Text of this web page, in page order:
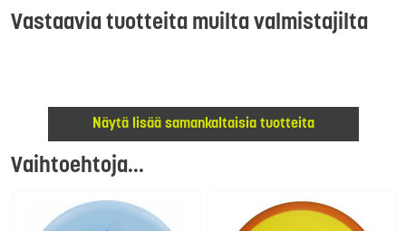
Vastaavia tuotteita muilta valmistajilta
Näytä lisää samankaltaisia tuotteita
Vaihtoehtoja...